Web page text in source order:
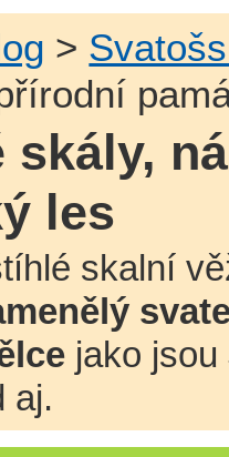
>
skály,
les
skalní
jako jsou
aj.